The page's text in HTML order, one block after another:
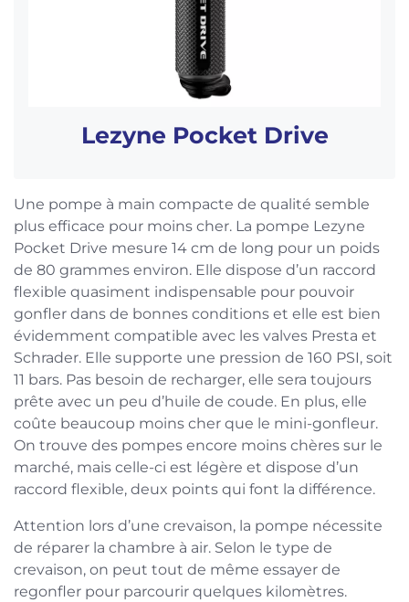
Lezyne Pocket Drive
Une pompe à main compacte de qualité semble
plus efficace pour moins cher. La pompe Lezyne
Pocket Drive mesure 14 cm de long pour un poids
de 80 grammes environ. Elle dispose d’un raccord
flexible quasiment indispensable pour pouvoir
gonfler dans de bonnes conditions et elle est bien
évidemment compatible avec les valves Presta et
Schrader. Elle supporte une pression de 160 PSI, soit
11 bars. Pas besoin de recharger, elle sera toujours
prête avec un peu d’huile de coude. En plus, elle
coûte beaucoup moins cher que le mini-gonfleur.
On trouve des pompes encore moins chères sur le
marché, mais celle-ci est légère et dispose d’un
raccord flexible, deux points qui font la différence.
Attention lors d’une crevaison, la pompe nécessite
de réparer la chambre à air. Selon le type de
crevaison, on peut tout de même essayer de
regonfler pour parcourir quelques kilomètres.